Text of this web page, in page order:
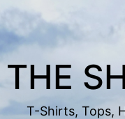
THE
T-Shirts, Tops,